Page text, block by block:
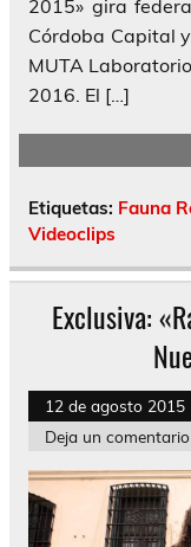
2015» gira
Córdoba Capital
MUTA
2016. El […]
Etiquetas: Fauna
Videoclips
Exclusiva:
12 de agosto 2015
Deja un comentario